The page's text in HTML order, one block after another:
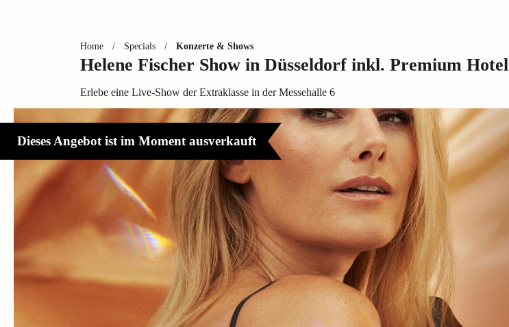
Home / Specials / Konzerte & Shows
Helene Fischer Show in Düsseldorf inkl. Premium Hotel
Erlebe eine Live-Show der Extraklasse in der Messehalle 6
Dieses Angebot ist im Moment ausverkauft